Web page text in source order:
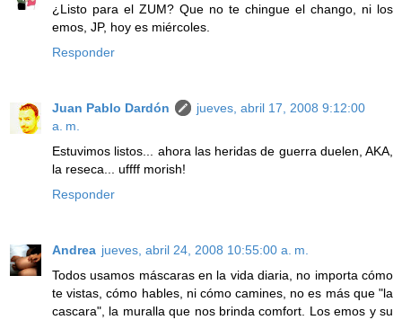
¿Listo para el ZUM? Que no te chingue el chango, ni los
emos, JP, hoy es miércoles.
Responder
Juan Pablo Dardón
jueves, abril 17, 2008 9:12:00
a. m.
Estuvimos listos... ahora las heridas de guerra duelen, AKA,
la reseca... uffff morish!
Responder
Andrea jueves, abril 24, 2008 10:55:00 a. m.
Todos usamos máscaras en la vida diaria, no importa cómo
te vistas, cómo hables, ni cómo camines, no es más que "la
cascara", la muralla que nos brinda comfort. Los emos y su